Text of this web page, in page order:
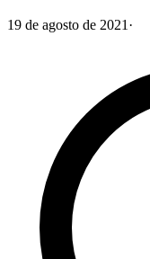
19 de agosto de 2021 ·